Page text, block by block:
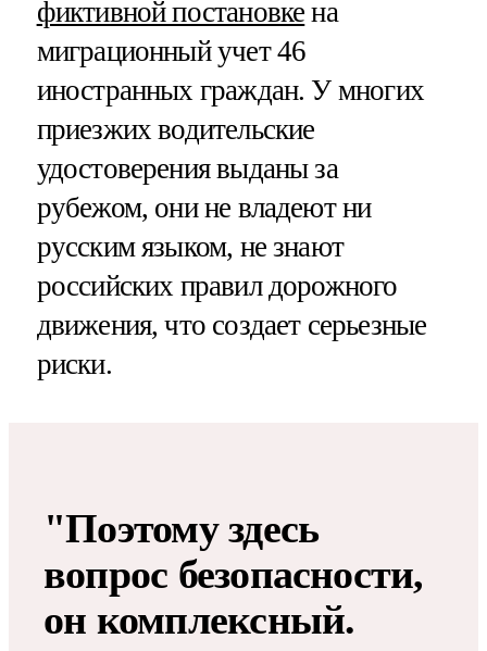
фиктивной постановке на
миграционный учет 46
иностранных граждан. У многих
приезжих водительские
удостоверения выданы за
рубежом, они не владеют ни
русским языком, не знают
российских правил дорожного
движения, что создает серьезные
риски.
"Поэтому здесь
вопрос безопасности,
он комплексный.